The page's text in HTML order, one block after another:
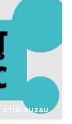
STIRI BUZAU